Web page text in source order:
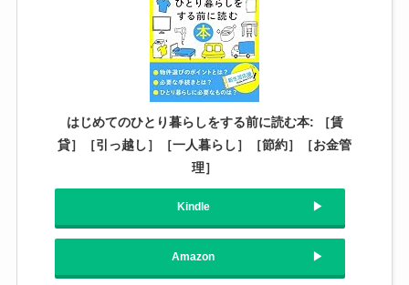
はじめてのひとり暮らしをする前に読む本: ［賃
貸］［引っ越し］［一人暮らし］［節約］［お金管
理］
Kindle
Amazon